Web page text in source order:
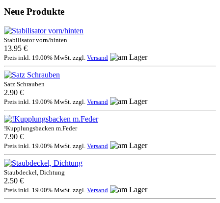
Neue Produkte
Stabilisator vorn/hinten
13.95 €
Preis inkl. 19.00% MwSt. zzgl. Versand
Satz Schrauben
2.90 €
Preis inkl. 19.00% MwSt. zzgl. Versand
!Kupplungsbacken m.Feder
7.90 €
Preis inkl. 19.00% MwSt. zzgl. Versand
Staubdeckel, Dichtung
2.50 €
Preis inkl. 19.00% MwSt. zzgl. Versand